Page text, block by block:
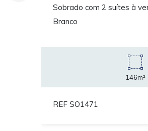
Sobrado com 2 suítes à
Branco
146m²
REF SO1471